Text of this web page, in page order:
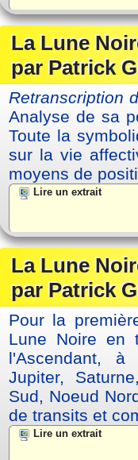
La Lune
par Patrick
Retranscription
Analyse de sa
Toute la
sur la vie
moyens de
Lire un extrait
La Lune
par Patrick
Pour la
Lune Noire en
l'Ascendant,
Jupiter,
Sud, Noeud
de transits et
Lire un extrait